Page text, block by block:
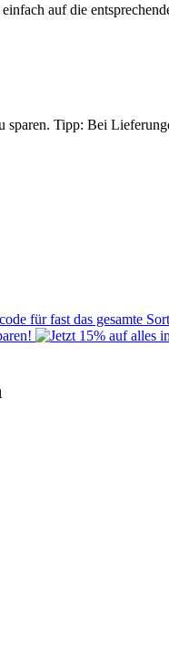
auf die
sparen. Tipp: Bei